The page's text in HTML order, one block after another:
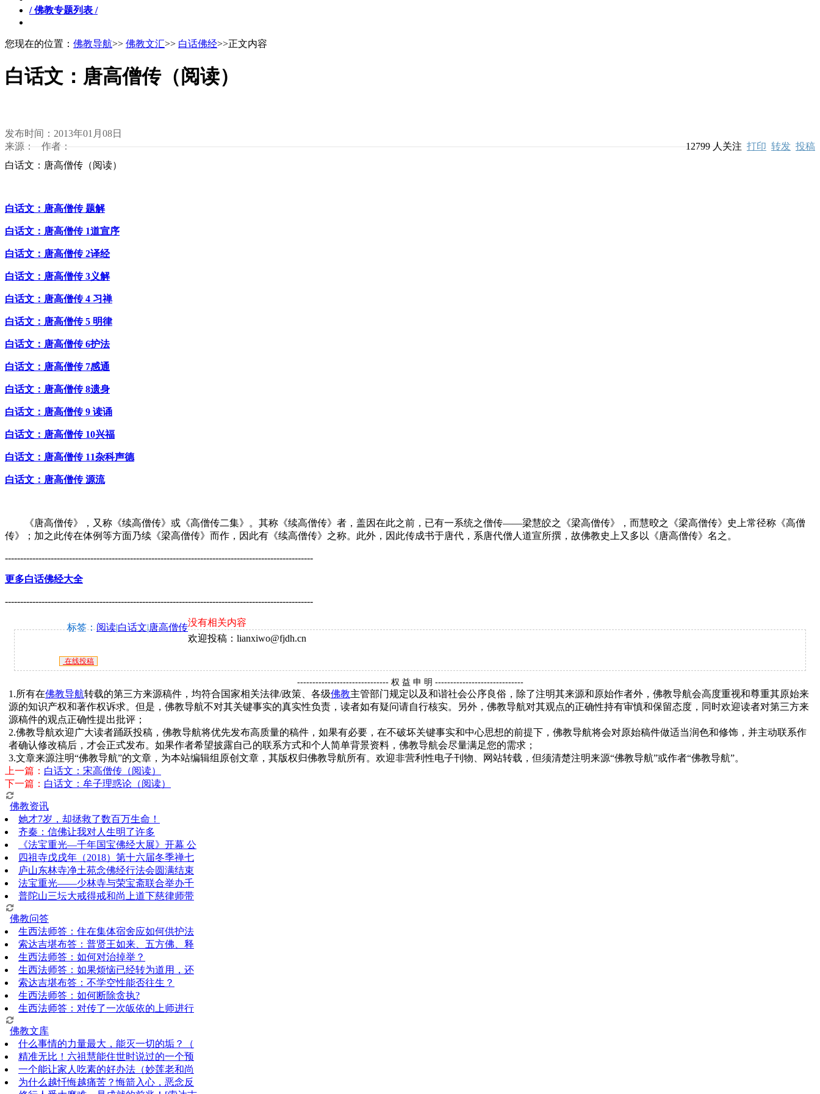
/ 佛教专题列表 /
您现在的位置： 佛教导航>> 佛教文汇>> 白话佛经>>正文内容
白话文：唐高僧传（阅读）
发布时间：2013年01月08日
来源： 作者：
12799人关注 打印 转发 投稿
白话文：唐高僧传（阅读）
白话文：唐高僧传 题解
白话文：唐高僧传 1道宣序
白话文：唐高僧传 2译经
白话文：唐高僧传 3义解
白话文：唐高僧传 4 习禅
白话文：唐高僧传 5 明律
白话文：唐高僧传 6护法
白话文：唐高僧传 7感通
白话文：唐高僧传 8遗身
白话文：唐高僧传 9 读诵
白话文：唐高僧传 10兴福
白话文：唐高僧传 11杂科声德
白话文：唐高僧传 源流
《唐高僧传》，又称《续高僧传》或《高僧传二集》。其称《续高僧传》者，盖因在此之前，已有一系统之僧传——梁慧皎之《梁高僧传》，而慧晈之《梁高僧传》史上常径称《高僧
传》；加之此传在体例等方面乃续《梁高僧传》而作，因此有《续高僧传》之称。此外，因此传成书于唐代，系唐代僧人道宣所撰，故佛教史上又多以《唐高僧传》名之。
-----------------------------------------------------------------------------------------------------
更多白话佛经大全
-----------------------------------------------------------------------------------------------------
标签：阅读|白话文|唐高僧传没有相关内容
欢迎投稿：lianxiwo@fjdh.cn
在线投稿
------------------------------ 权 益 申 明 -----------------------------
1.所有在佛教导航转载的第三方来源稿件，均符合国家相关法律/政策、各级佛教主管部门规定以及和谐社会公序良俗，除了注明其来源和原始作者外，佛教导航会高度重视和尊重其原始来
源的知识产权和著作权诉求。但是，佛教导航不对其关键事实的真实性负责，读者如有疑问请自行核实。另外，佛教导航对其观点的正确性持有审慎和保留态度，同时欢迎读者对第三方来
源稿件的观点正确性提出批评；
2.佛教导航欢迎广大读者踊跃投稿，佛教导航将优先发布高质量的稿件，如果有必要，在不破坏关键事实和中心思想的前提下，佛教导航将会对原始稿件做适当润色和修饰，并主动联系作
者确认修改稿后，才会正式发布。如果作者希望披露自己的联系方式和个人简单背景资料，佛教导航会尽量满足您的需求；
3.文章来源注明“佛教导航”的文章，为本站编辑组原创文章，其版权归佛教导航所有。欢迎非营利性电子刊物、网站转载，但须清楚注明来源“佛教导航”或作者“佛教导航”。
上一篇： 白话文：宋高僧传（阅读）
下一篇： 白话文：牟子理惑论（阅读）
佛教资讯
她才7岁，却拯救了数百万生命！
齐秦：信佛让我对人生明了许多
《法宝重光—千年国宝佛经大展》开幕 公
四祖寺戊戌年（2018）第十六届冬季禅七
庐山东林寺净土苑念佛经行法会圆满结束
法宝重光——少林寺与荣宝斋联合举办千
普陀山三坛大戒得戒和尚上道下慈律师带
佛教问答
生西法师答：住在集体宿舍应如何供护法
索达吉堪布答：普贤王如来、五方佛、释
生西法师答：如何对治掉举？
生西法师答：如果烦恼已经转为道用，还
索达吉堪布答：​不学空性能否往生？
生西法师答：如何断除贪执?
生西法师答：对传了一次皈依的上师进行
佛教文库
什么事情的力量最大，能灭一切的垢？（
精准无比！六祖慧能住世时说过的一个预
一个能让家人吃素的好办法（妙莲老和尚
为什么越忏悔越痛苦？悔箭入心，恶念反